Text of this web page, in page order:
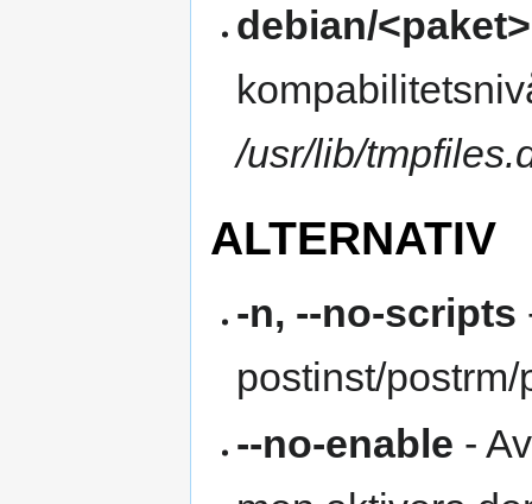
debian/
/usr/lib/
ALTERNATIV
-n, --no-scripts
postinst/
--no-enable -